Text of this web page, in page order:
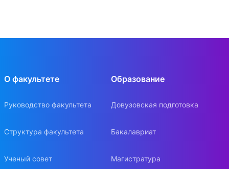
О факультете
Руководство факультета
Структура факультета
Ученый совет
Образование
Довузовская подготовка
Бакалавриат
Магистратура